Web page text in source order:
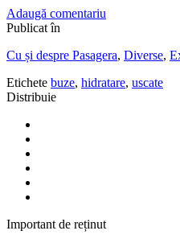
Adaugă comentariu
Publicat în
Cu și despre Pasagera, Diverse,
Etichete buze, hidratare, uscate
Distribuie
Important de reținut